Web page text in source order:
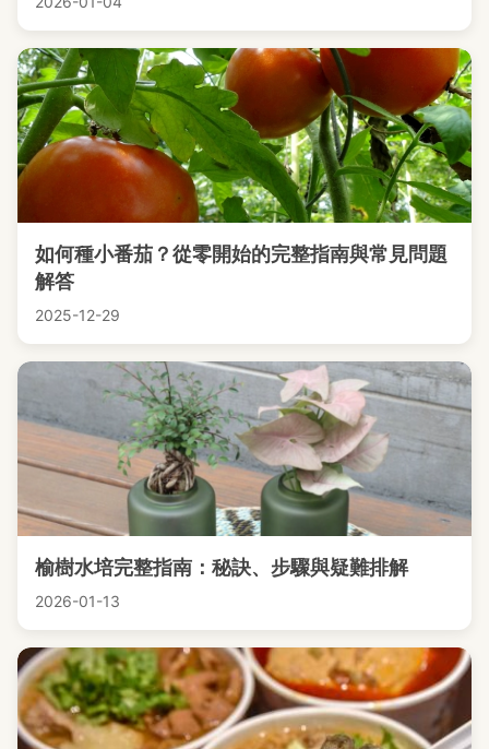
如何種小番茄？從零開始的完整指南與常見問題
解答
2025-12-29
榆樹水培完整指南：秘訣、步驟與疑難排解
2026-01-13